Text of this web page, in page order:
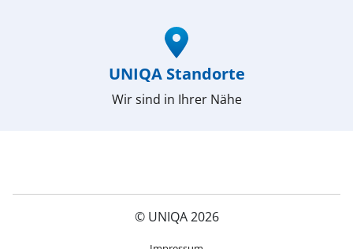
UNIQA Standorte
Wir sind in Ihrer Nähe
© UNIQA 2026